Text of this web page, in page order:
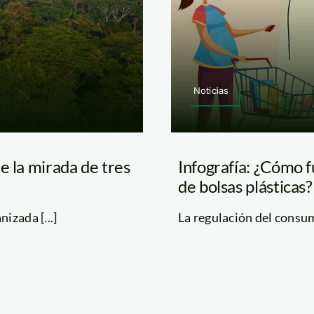
la mirada de tres
[...]
Noticias
Infografía: ¿Cómo
de bolsas plásticas?
La regulación del